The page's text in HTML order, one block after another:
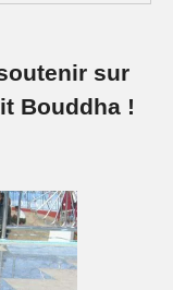
sur
Bouddha !